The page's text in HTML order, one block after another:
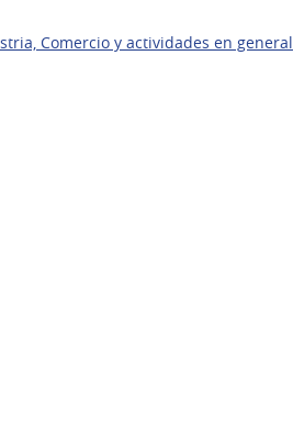
Comercio y actividades en general